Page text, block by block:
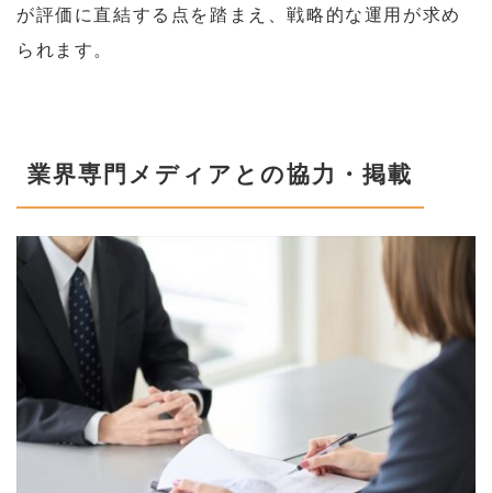
が評価に直結する点を踏まえ、戦略的な運用が求め
られます。
業界専門メディアとの協力・掲載